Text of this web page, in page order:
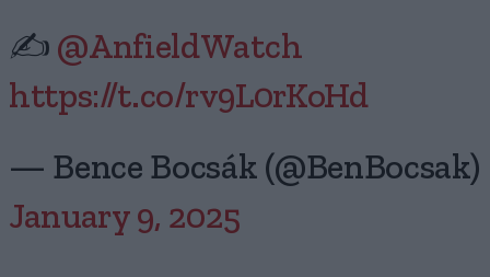
✍️ @AnfieldWatch
https://t.co/rv9L0rKoHd
— Bence Bocsák (@BenBocsak)
January 9, 2025